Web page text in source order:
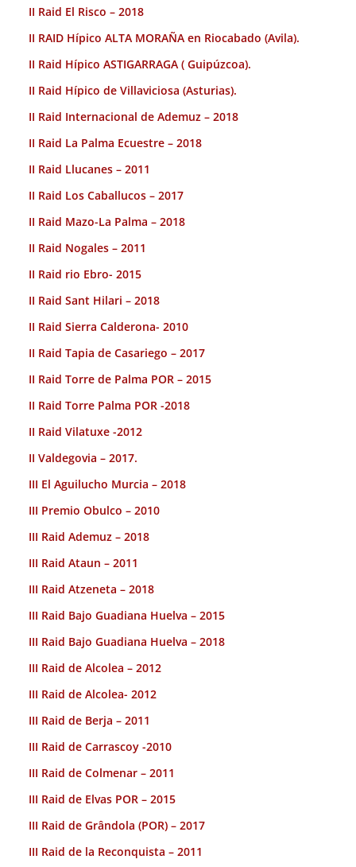
II Raid El Risco – 2018
II RAID Hípico ALTA MORAÑA en Riocabado (Avila).
II Raid Hípico ASTIGARRAGA ( Guipúzcoa).
II Raid Hípico de Villaviciosa (Asturias).
II Raid Internacional de Ademuz – 2018
II Raid La Palma Ecuestre – 2018
II Raid Llucanes – 2011
II Raid Los Caballucos – 2017
II Raid Mazo-La Palma – 2018
II Raid Nogales – 2011
II Raid rio Ebro- 2015
II Raid Sant Hilari – 2018
II Raid Sierra Calderona- 2010
II Raid Tapia de Casariego – 2017
II Raid Torre de Palma POR – 2015
II Raid Torre Palma POR -2018
II Raid Vilatuxe -2012
II Valdegovia – 2017.
III El Aguilucho Murcia – 2018
III Premio Obulco – 2010
III Raid Ademuz – 2018
III Raid Ataun – 2011
III Raid Atzeneta – 2018
III Raid Bajo Guadiana Huelva – 2015
III Raid Bajo Guadiana Huelva – 2018
III Raid de Alcolea – 2012
III Raid de Alcolea- 2012
III Raid de Berja – 2011
III Raid de Carrascoy -2010
III Raid de Colmenar – 2011
III Raid de Elvas POR – 2015
III Raid de Grândola (POR) – 2017
III Raid de la Reconquista – 2011